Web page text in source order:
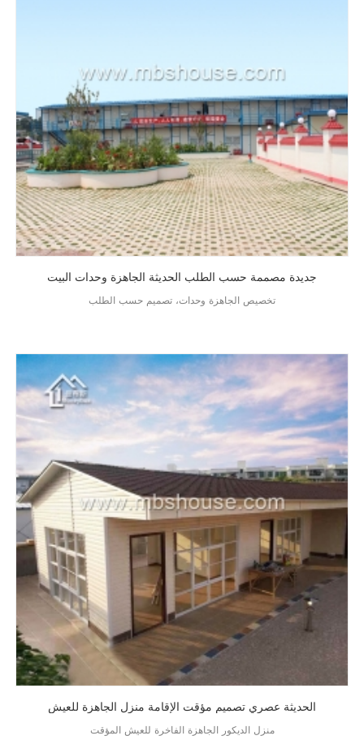
جديدة مصممة حسب الطلب الحديثة الجاهزة وحدات البيت
تخصيص الجاهزة وحدات، تصميم حسب الطلب
الحديثة عصري تصميم مؤقت الإقامة منزل الجاهزة للعيش
منزل الديكور الجاهزة الفاخرة للعيش المؤقت